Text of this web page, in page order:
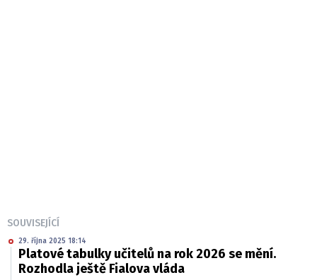
SOUVISEJÍCÍ
29. října 2025 18:14
Platové tabulky učitelů na rok 2026 se mění.
Rozhodla ještě Fialova vláda